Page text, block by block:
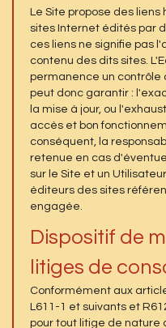
Le Site propose des
sites Internet édités par
ces liens ne signifie pas
contenu des dits sites.
permanence un contrôle
peut donc garantir :
la mise à jour, ou
accès et bon
conséquent, la
retenue en cas
sur le Site et un
éditeurs des sites
engagée.
Dispositif de
litiges de
Conformément aux
L611-1 et suivants et
pour tout litige de nature